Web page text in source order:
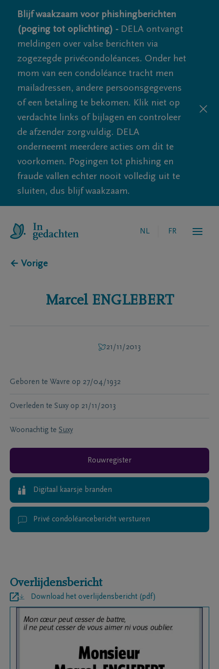
Blijf waakzaam voor phishingberichten
(poging tot oplichting) - DELA ontvangt
meldingen over valse berichten via
zogezegde privécondoléances. Onder het
mom van een condoléance tracht men
mailadressen, andere persoonsgegevens
of een betaling te bekomen. Klik niet op
verdachte links of bijlagen en controleer
de afzender zorgvuldig. DELA
onderneemt meerdere acties om dit te
voorkomen. Pogingen tot phishing en
fraude vallen echter nooit volledig uit te
sluiten, dus blijf waakzaam.
NL FR
← Vorige
Marcel ENGLEBERT
21/11/2013
Geboren te Wavre op 27/04/1932
Overleden te Suxy op 21/11/2013
Woonachtig te Suxy
Rouwregister
Digitaal kaarsje branden
Privé condoléancebericht versturen
Overlijdensbericht
Download het overlijdensbericht (pdf)